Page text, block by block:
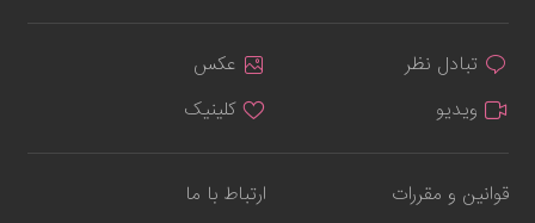
تبادل نظر
عکس
ویدیو
کلینیک
قوانین و مقررات ارتباط با ما